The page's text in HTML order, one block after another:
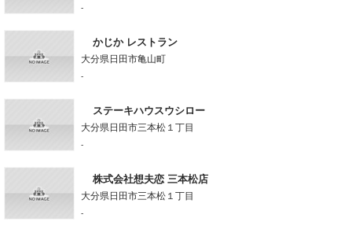
-
かじか レストラン
大分県日田市亀山町
-
ステーキハウスウシロー
大分県日田市三本松１丁目
-
株式会社想夫恋 三本松店
大分県日田市三本松１丁目
-